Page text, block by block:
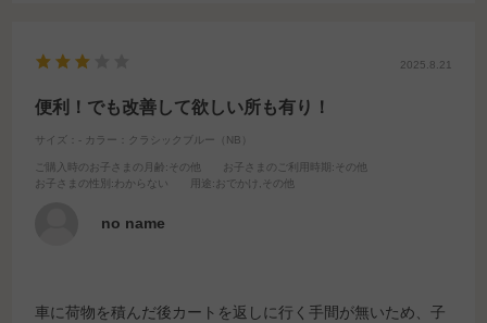
2025.8.21
便利！でも改善して欲しい所も有り！
サイズ：- カラー：クラシックブルー（NB）
ご購入時のお子さまの月齢 :その他 お子さまのご利用時期 :その他
お子さまの性別 :わからない 用途 :おでかけ,その他
no name
車に荷物を積んだ後カートを返しに行く手間が無いため、子